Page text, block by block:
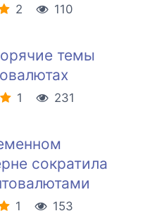
2
110
темы
1
231
сократила
1
153